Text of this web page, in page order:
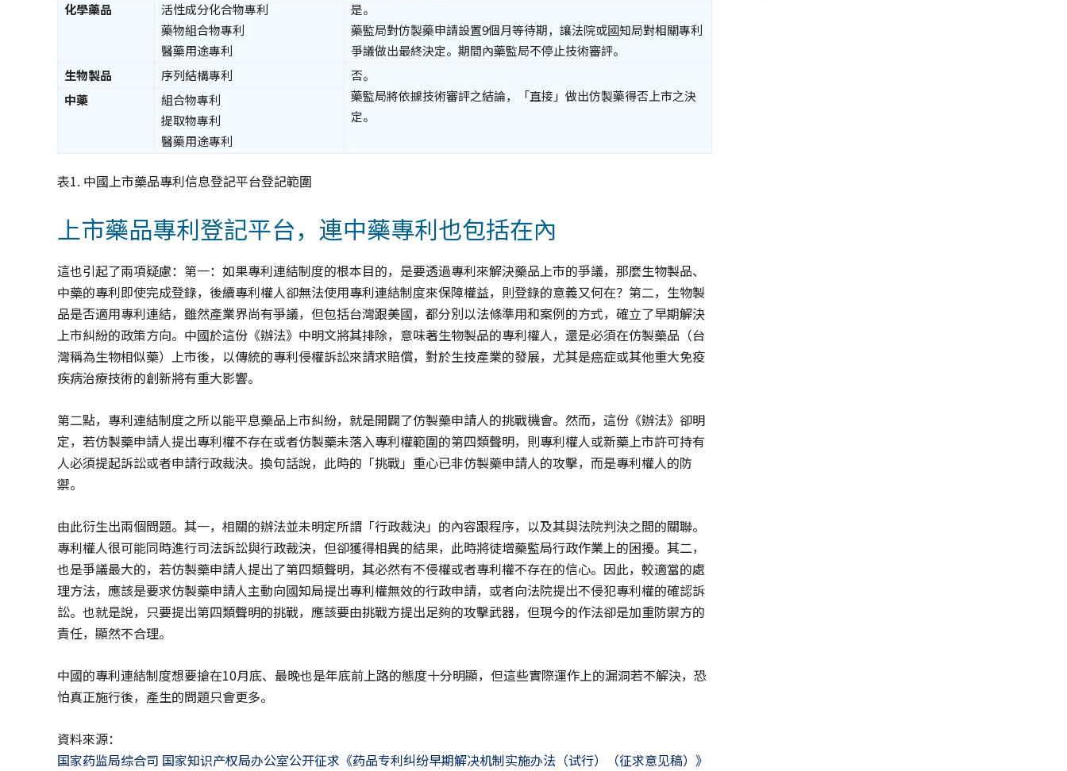
化學藥品
活性成分化合物專利
藥物組合物專利
醫藥用途專利
是。
藥監局對仿製藥申請設置9個月等待期，讓法院或國知局對相關專利
爭議做出最終決定。期間內藥監局不停止技術審評。
生物製品
序列結構專利
否。
藥監局將依據技術審評之結論，「直接」做出仿製藥得否上市之決
定。
中藥
組合物專利
提取物專利
醫藥用途專利
表1. 中國上市藥品專利信息登記平台登記範圍
上市藥品專利登記平台，連中藥專利也包括在內
這也引起了兩項疑慮：第一：如果專利連結制度的根本目的，是要透過專利來解決藥品上市的爭議，那麼生物製品、
中藥的專利即使完成登錄，後續專利權人卻無法使用專利連結制度來保障權益，則登錄的意義又何在？第二，生物製
品是否適用專利連結，雖然產業界尚有爭議，但包括台灣跟美國，都分別以法條準用和案例的方式，確立了早期解決
上市糾紛的政策方向。中國於這份《辦法》中明文將其排除，意味著生物製品的專利權人，還是必須在仿製藥品（台
灣稱為生物相似藥）上市後，以傳統的專利侵權訴訟來請求賠償，對於生技產業的發展，尤其是癌症或其他重大免疫
疾病治療技術的創新將有重大影響。
第二點，專利連結制度之所以能平息藥品上市糾紛，就是開闢了仿製藥申請人的挑戰機會。然而，這份《辦法》卻明
定，若仿製藥申請人提出專利權不存在或者仿製藥未落入專利權範圍的第四類聲明，則專利權人或新藥上市許可持有
人必須提起訴訟或者申請行政裁決。換句話說，此時的「挑戰」重心已非仿製藥申請人的攻擊，而是專利權人的防
禦。
由此衍生出兩個問題。其一，相關的辦法並未明定所謂「行政裁決」的內容跟程序，以及其與法院判決之間的關聯。
專利權人很可能同時進行司法訴訟與行政裁決，但卻獲得相異的結果，此時將徒增藥監局行政作業上的困擾。其二，
也是爭議最大的，若仿製藥申請人提出了第四類聲明，其必然有不侵權或者專利權不存在的信心。因此，較適當的處
理方法，應該是要求仿製藥申請人主動向國知局提出專利權無效的行政申請，或者向法院提出不侵犯專利權的確認訴
訟。也就是說，只要提出第四類聲明的挑戰，應該要由挑戰方提出足夠的攻擊武器，但現今的作法卻是加重防禦方的
責任，顯然不合理。
中國的專利連結制度想要搶在10月底、最晚也是年底前上路的態度十分明顯，但這些實際運作上的漏洞若不解決，恐
怕真正施行後，產生的問題只會更多。
資料來源：
国家药监局综合司 国家知识产权局办公室公开征求《药品专利纠纷早期解决机制实施办法（试行）（征求意见稿）》